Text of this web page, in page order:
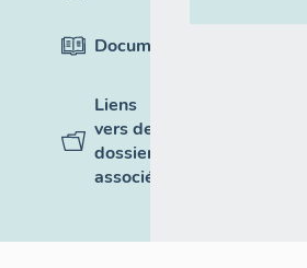
Documentation
Liens
vers des
dossiers
associés